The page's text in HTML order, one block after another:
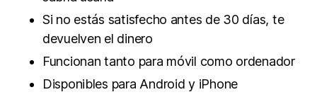
Si no estás satisfecho antes de 30 días, te
devuelven el dinero
Funcionan tanto para móvil como ordenador
Disponibles para Android y iPhone